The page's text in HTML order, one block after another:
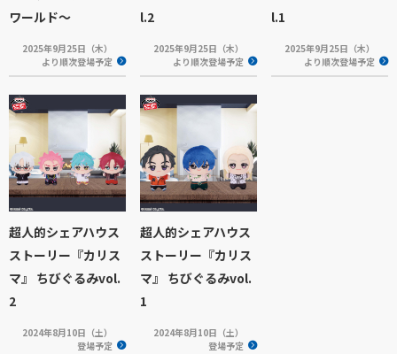
ワールド～
2025年9月25日（木）
より順次登場予定
l.2
2025年9月25日（木）
より順次登場予定
l.1
2025年9月25日（木）
より順次登場予定
超人的シェアハウス
ストーリー『カリス
マ』 ちびぐるみvol.
2
2024年8月10日（土）
登場予定
超人的シェアハウス
ストーリー『カリス
マ』 ちびぐるみvol.
1
2024年8月10日（土）
登場予定